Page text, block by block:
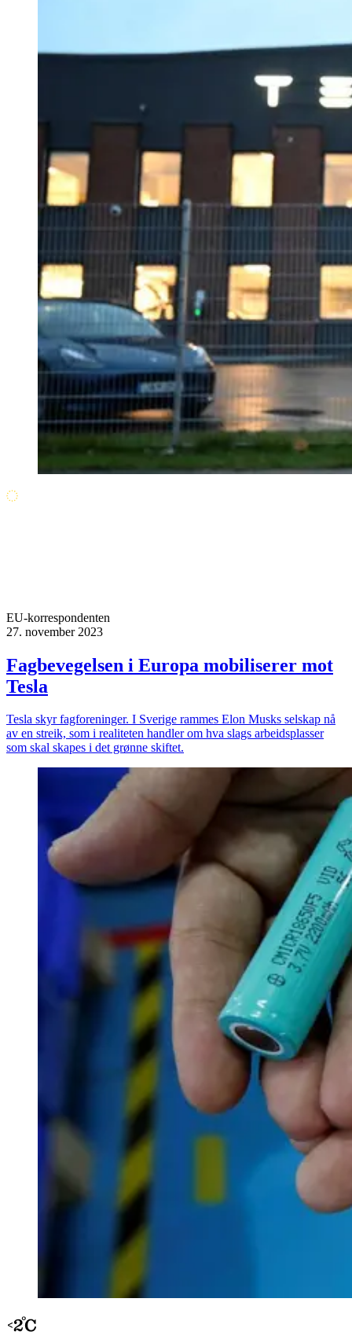
EU-korrespondenten
27. november 2023
Fagbevegelsen i Europa mobiliserer mot
Tesla
Tesla skyr fagforeninger. I Sverige rammes Elon Musks selskap nå
av en streik, som i realiteten handler om hva slags arbeidsplasser
som skal skapes i det grønne skiftet.